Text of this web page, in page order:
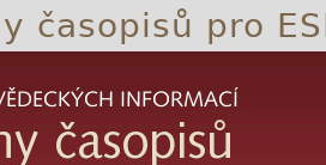
časopisů pro